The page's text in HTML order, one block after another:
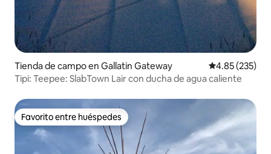
Tienda de campo en Gallatin Gateway Calificación
4.85 (235)
Tipi: Teepee: SlabTown Lair con ducha de agua caliente
Favorito entre huéspedes
Favorito entre huéspedes